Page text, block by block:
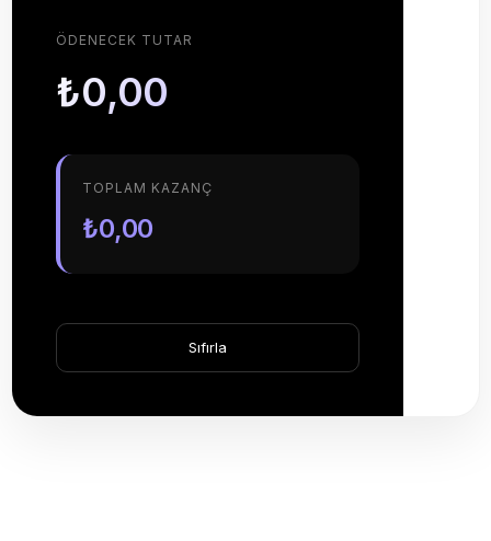
ÖDENECEK TUTAR
₺0,00
TOPLAM KAZANÇ
₺0,00
Sıfırla